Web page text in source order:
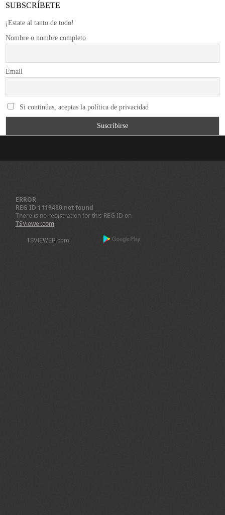
SUBSCRÍBETE
¡Estate al tanto de todo!
Nombre o nombre completo
Email
Si continúas, aceptas la política de privacidad
ERROR
REG ID 1119480 not found
There is no registration for this REG ID on
TSViewer.com